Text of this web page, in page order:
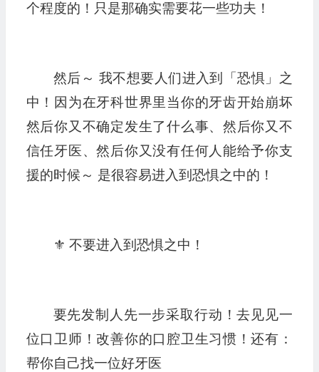
个程度的！只是那确实需要花一些功夫！
然后～ 我不想要人们进入到「恐惧」之
中！因为在牙科世界里当你的牙齿开始崩坏
然后你又不确定发生了什么事、然后你又不
信任牙医、然后你又没有任何人能给予你支
援的时候～ 是很容易进入到恐惧之中的！
⚜️ 不要进入到恐惧之中！
要先发制人先一步采取行动！去见见一
位口卫师！改善你的口腔卫生习惯！还有：
帮你自己找一位好牙医